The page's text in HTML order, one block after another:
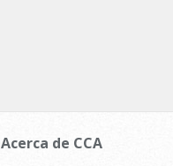
Acerca de CCA